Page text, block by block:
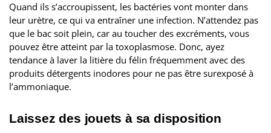
Quand ils s’accroupissent, les bactéries vont monter dans
leur urètre, ce qui va entraîner une infection. N’attendez pas
que le bac soit plein, car au toucher des excréments, vous
pouvez être atteint par la toxoplasmose. Donc, ayez
tendance à laver la litière du félin fréquemment avec des
produits détergents inodores pour ne pas être surexposé à
l’ammoniaque.
Laissez des jouets à sa disposition